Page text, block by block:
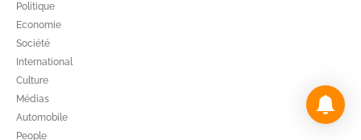
Politique
Economie
Société
International
Culture
Médias
Automobile
People